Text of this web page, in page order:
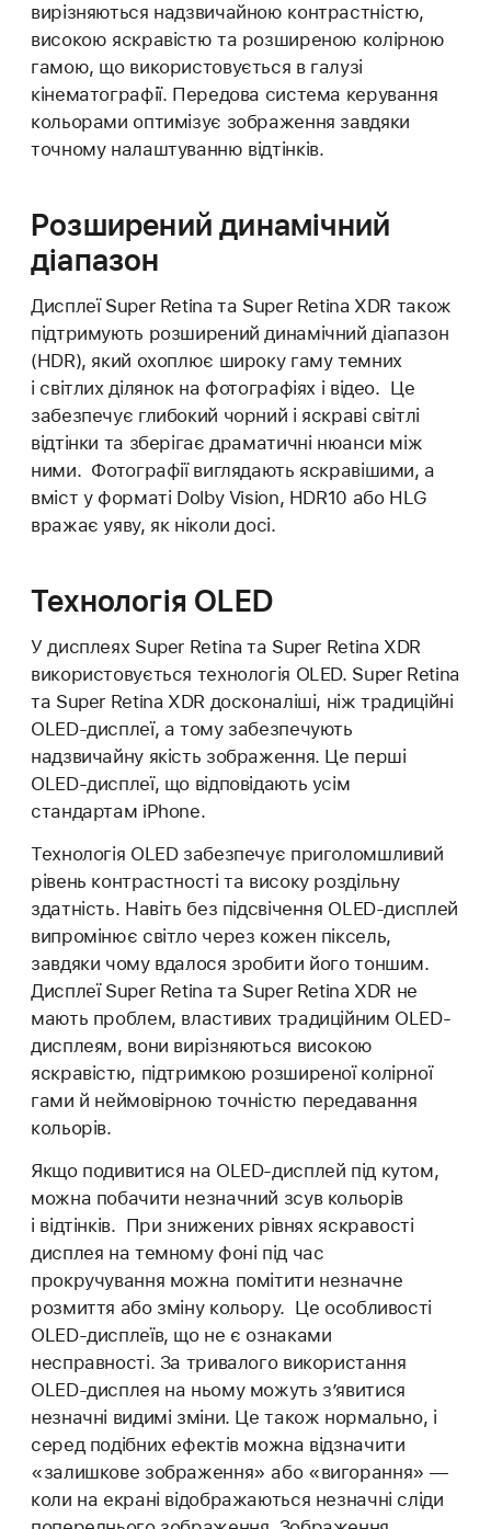
вирізняються надзвичайною контрастністю,
високою яскравістю та розширеною колірною
гамою, що використовується в галузі
кінематографії. Передова система керування
кольорами оптимізує зображення завдяки
точному налаштуванню відтінків.
Розширений динамічний
діапазон
Дисплеї Super Retina та Super Retina XDR також
підтримують розширений динамічний діапазон
(HDR), який охоплює широку гаму темних
і світлих ділянок на фотографіях і відео. Це
забезпечує глибокий чорний і яскраві світлі
відтінки та зберігає драматичні нюанси між
ними. Фотографії виглядають яскравішими, а
вміст у форматі Dolby Vision, HDR10 або HLG
вражає уяву, як ніколи досі.
Технологія OLED
У дисплеях Super Retina та Super Retina XDR
використовується технологія OLED. Super Retina
та Super Retina XDR досконаліші, ніж традиційні
OLED-дисплеї, а тому забезпечують
надзвичайну якість зображення. Це перші
OLED-дисплеї, що відповідають усім
стандартам iPhone.
Технологія OLED забезпечує приголомшливий
рівень контрастності та високу роздільну
здатність. Навіть без підсвічення OLED-дисплей
випромінює світло через кожен піксель,
завдяки чому вдалося зробити його тоншим.
Дисплеї Super Retina та Super Retina XDR не
мають проблем, властивих традиційним OLED-
дисплеям, вони вирізняються високою
яскравістю, підтримкою розширеної колірної
гами й неймовірною точністю передавання
кольорів.
Якщо подивитися на OLED-дисплей під кутом,
можна побачити незначний зсув кольорів
і відтінків. При знижених рівнях яскравості
дисплея на темному фоні під час
прокручування можна помітити незначне
розмиття або зміну кольору. Це особливості
OLED-дисплеїв, що не є ознаками
несправності. За тривалого використання
OLED-дисплея на ньому можуть з’явитися
незначні видимі зміни. Це також нормально, і
серед подібних ефектів можна відзначити
«залишкове зображення» або «вигорання» —
коли на екрані відображаються незначні сліди